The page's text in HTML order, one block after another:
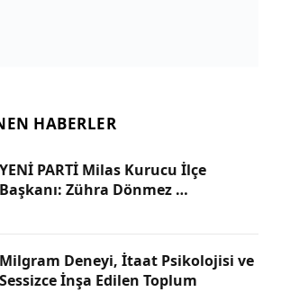
HABERLER
YENİ PARTİ Milas Kurucu İlçe
Başkanı: Zühra Dönmez …
Milgram Deneyi, İtaat Psikolojisi ve
Sessizce İnşa Edilen Toplum